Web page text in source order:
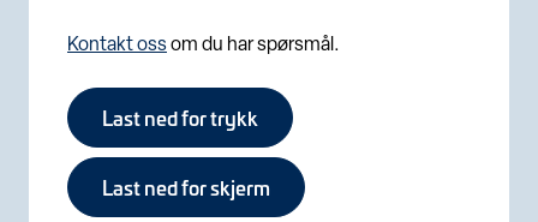
Kontakt ossom du har spørsmål.
Last ned for trykk
Last ned for skjerm